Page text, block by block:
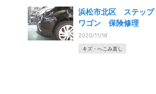
浜松市北区 ステップ
ワゴン 保険修理
2020/11/16
キズ・へこみ直し